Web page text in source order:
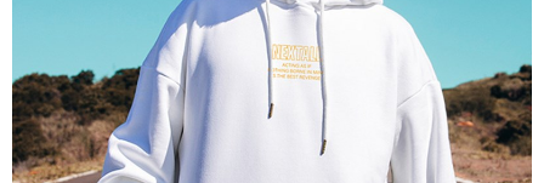
pautan berikut: https://oppay.tw/userRule